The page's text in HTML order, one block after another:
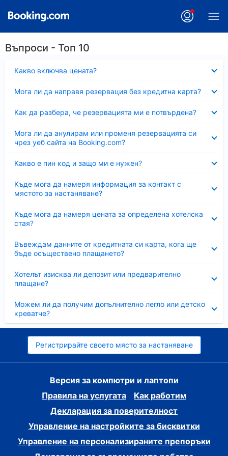
Въпроси - Топ 10
Какво включва цената?
Мога ли да направя резервация без кредитна карта?
Как да разбера, че резервацията ми е потвърдена?
Мога ли да анулирам или променя резервацията си
чрез уеб сайта на Booking.com?
Какво е пин код и защо ми е нужен?
Къде мога да намеря информация за контакт с
мястото за настаняване?
Къде мога да намеря цената за определена хотелска
стая?
Въвеждам данните от кредитната си карта, кога ще
бъде осъществено плащането?
Хотелът изисква ли депозит или предварително
плащане?
Можем ли да получим допълнително легло или детско
креватче?
Регистрирайте своето място за настаняване
Версия за компютри и лаптопи
Правила на услугата
Как работим
Декларация за поверителност
Управление на настройките за бисквитки
Управление на персонализираните препоръки